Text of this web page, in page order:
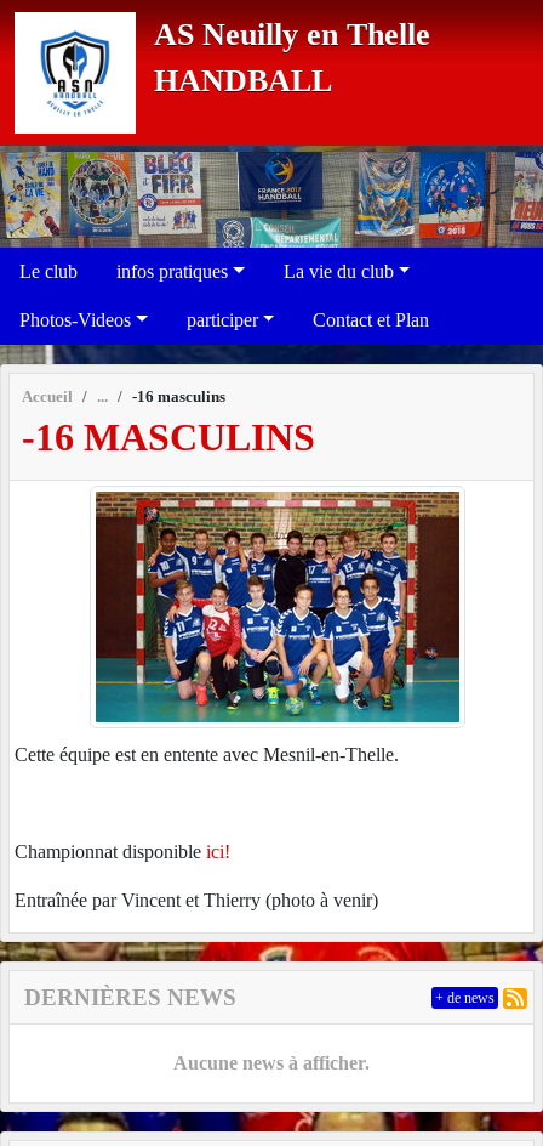
AS Neuilly en Thelle
HANDBALL
Le club infos pratiques La vie du club
Photos-Videos participer Contact et Plan
Accueil -16 masculins
-16 MASCULINS
Cette équipe est en entente avec Mesnil-en-Thelle.
Championnat disponible ici!
Entraînée par Vincent et Thierry (photo à venir)
DERNIÈRES NEWS
Aucune news à afficher.
+ de news
Panneau de gestion des cookies